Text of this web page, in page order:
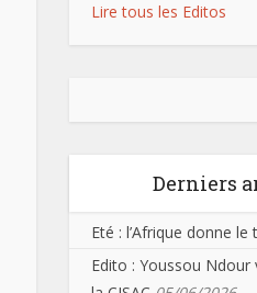
Lire tous les Editos
Derniers
Eté : l’Afrique donne le
Edito : Youssou Ndour